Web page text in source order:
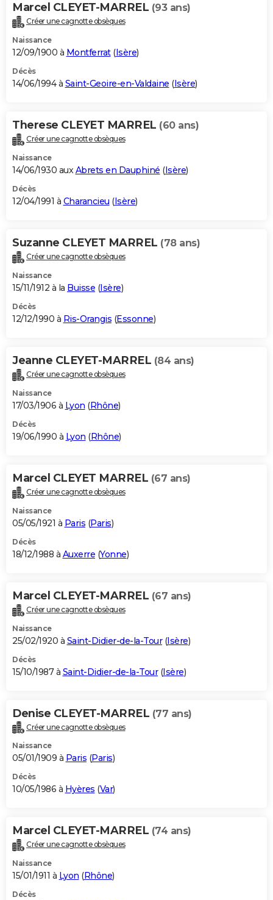
Marcel CLEYET-MARREL (93 ans)
Créer une cagnotte obsèques
Naissance
12/09/1900 à Montferrat(Isère)
Décès
14/06/1994 à Saint-Geoire-en-Valdaine (Isère)
Therese CLEYET MARREL (60 ans)
Créer une cagnotte obsèques
Naissance
14/06/1930 auxAbrets en Dauphiné (Isère)
Décès
12/04/1991 à Charancieu (Isère)
Suzanne CLEYET MARREL (78 ans)
Créer une cagnotte obsèques
Naissance
15/11/1912 à la Buisse (Isère)
Décès
12/12/1990 à Ris-Orangis (Essonne)
Jeanne CLEYET-MARREL (84 ans)
Créer une cagnotte obsèques
Naissance
17/03/1906 à Lyon (Rhône)
Décès
19/06/1990 à Lyon (Rhône)
Marcel CLEYET MARREL (67 ans)
Créer une cagnotte obsèques
Naissance
05/05/1921 à Paris (Paris)
Décès
18/12/1988 à Auxerre (Yonne)
Marcel CLEYET-MARREL (67 ans)
Créer une cagnotte obsèques
Naissance
25/02/1920 à Saint-Didier-de-la-Tour(Isère)
Décès
15/10/1987 à Saint-Didier-de-la-Tour(Isère)
Denise CLEYET-MARREL (77 ans)
Créer une cagnotte obsèques
Naissance
05/01/1909 à Paris (Paris)
Décès
10/05/1986 à Hyères (Var)
Marcel CLEYET-MARREL (74 ans)
Créer une cagnotte obsèques
Naissance
15/01/1911 à Lyon (Rhône)
Décès